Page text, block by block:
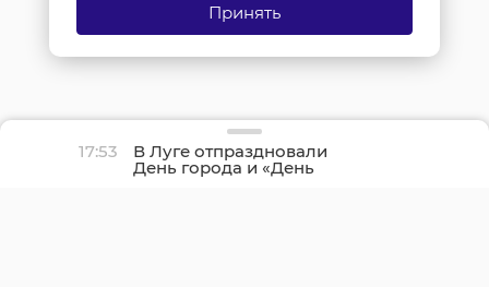
17:53 В Луге отпраздновали
День города и «День
детства»
Принять